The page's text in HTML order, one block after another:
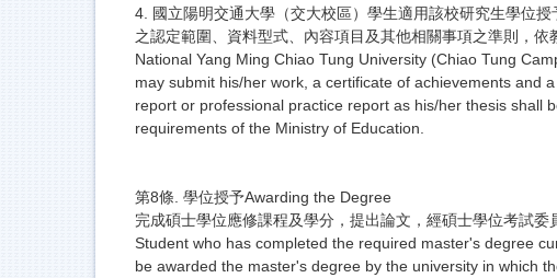
4. 國立陽明交通大學（交大校區）學生適用該校研究生學位
之認定範圍、資料型式、內容項目及其他相關事項之準則，依
National Yang Ming Chiao Tung University (Chiao Tung
may submit his/her work, a certificate of achievements and
report or professional practice report as his/her thesis shall
requirements of the Ministry of Education.
第8條. 學位授予Awarding the Degree
完成碩士學位應修課程及學分，提出論文，經碩士學位考試委
Student who has completed the required master's degree
be awarded the master's degree by the university in which